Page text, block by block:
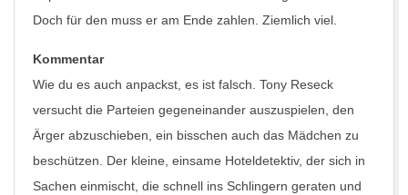
Doch für den muss er am Ende zahlen. Ziemlich viel.
Kommentar
Wie du es auch anpackst, es ist falsch. Tony Reseck
versucht die Parteien gegeneinander auszuspielen, den
Ärger abzuschieben, ein bisschen auch das Mädchen zu
beschützen. Der kleine, einsame Hoteldetektiv, der sich in
Sachen einmischt, die schnell ins Schlingern geraten und